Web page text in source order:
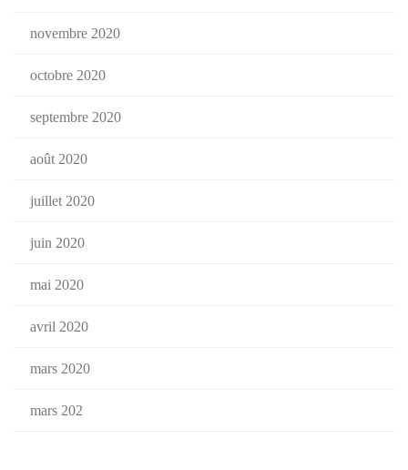
novembre 2020
octobre 2020
septembre 2020
août 2020
juillet 2020
juin 2020
mai 2020
avril 2020
mars 2020
mars 202